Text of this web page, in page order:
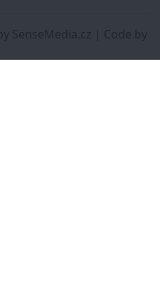
SenseMedia.cz | Code by